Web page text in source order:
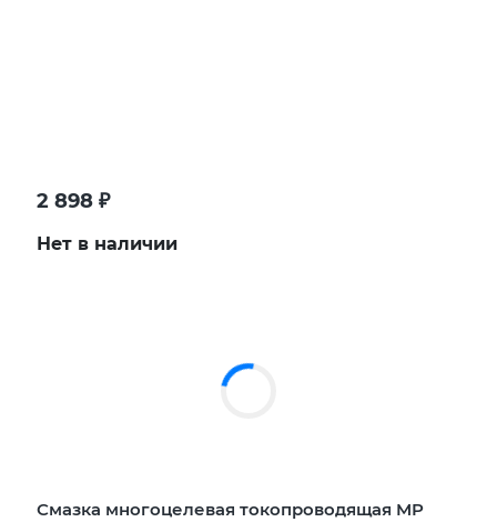
2 898 ₽
Нет в наличии
Смазка многоцелевая токопроводящая MP